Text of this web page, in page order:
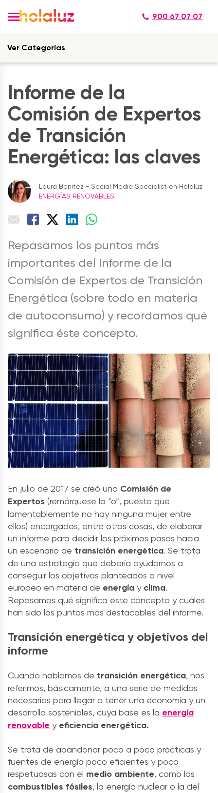
900 67 07 07
Ver Categorías
Informe de la
Comisión de Expertos
de Transición
Energética: las claves
Laura Benitez - Social Media Specialist en Holaluz
ENERGÍAS RENOVABLES
Repasamos los puntos más
importantes del Informe de la
Comisión de Expertos de Transición
Energética (sobre todo en materia
de autoconsumo) y recordamos qué
significa éste concepto.
En julio de 2017 se creó una Comisión de
Expertos (remárquese la “o”, puesto que
lamentablemente no hay ninguna mujer entre
ellos) encargados, entre otras cosas, de elaborar
un informe para decidir los próximos pasos hacia
un escenario de transición energética. Se trata
de una estrategia que debería ayudarnos a
conseguir los objetivos planteados a nivel
europeo en materia de energía y clima.
Repasamos qué significa este concepto y cuáles
han sido los puntos más destacables del informe.
Transición energética y objetivos del
informe
Cuando hablamos de transición energética, nos
referimos, básicamente, a una serie de medidas
necesarias para llegar a tener una economía y un
desarrollo sostenibles, cuya base es la energía
renovable y eficiencia energética.
Se trata de abandonar poco a poco prácticas y
fuentes de energía poco eficientes y poco
respetuosas con el medio ambiente, como los
combustibles fósiles, la energía nuclear o la del